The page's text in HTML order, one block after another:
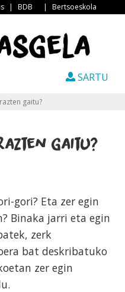
| BDB | Bertsoeskola
SARTU
gaitu?
gaitu?
gori? Eta zer egin
Binaka jarri eta egin
zerk
bat deskribatuko
zer egin